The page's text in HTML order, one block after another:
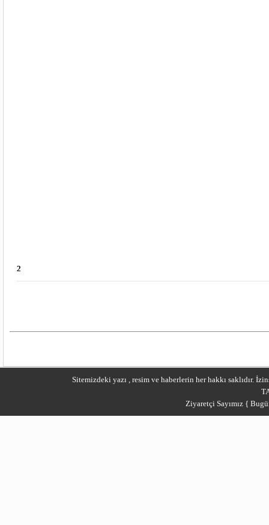
2
2
Sitemizdeki yazı , resim ve haberlerin her hakkı saklıdır.
Ziyaretçi Sayımız {